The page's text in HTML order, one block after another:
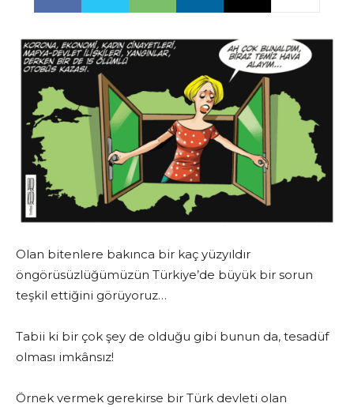
Olan bitenlere bakınca bir kaç yüzyıldır
öngörüsüzlüğümüzün Türkiye’de büyük bir sorun
teşkil ettiğini görüyoruz…
Tabii ki bir çok şey de olduğu gibi bunun da, tesadüf
olması imkânsız!
Örnek vermek gerekirse bir Türk devleti olan